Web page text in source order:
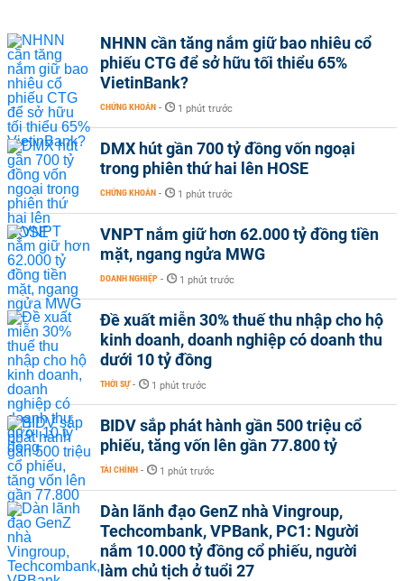
NHNN cần tăng nắm giữ bao nhiêu cổ
phiếu CTG để sở hữu tối thiểu 65%
VietinBank?
CHỨNG KHOÁN - 1 phút trước
DMX hút gần 700 tỷ đồng vốn ngoại
trong phiên thứ hai lên HOSE
CHỨNG KHOÁN - 1 phút trước
VNPT nắm giữ hơn 62.000 tỷ đồng tiền
mặt, ngang ngửa MWG
DOANH NGHIỆP - 1 phút trước
Đề xuất miễn 30% thuế thu nhập cho hộ
kinh doanh, doanh nghiệp có doanh thu
dưới 10 tỷ đồng
THỜI SỰ - 1 phút trước
BIDV sắp phát hành gần 500 triệu cổ
phiếu, tăng vốn lên gần 77.800 tỷ
TÀI CHÍNH - 1 phút trước
Dàn lãnh đạo GenZ nhà Vingroup,
Techcombank, VPBank, PC1: Người
nắm 10.000 tỷ đồng cổ phiếu, người
làm chủ tịch ở tuổi 27